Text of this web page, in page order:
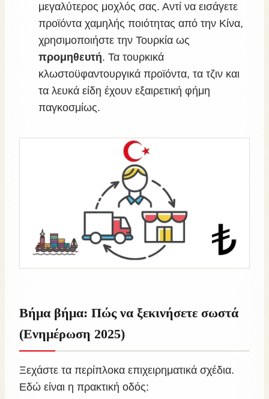
μεγαλύτερος μοχλός σας. Αντί να εισάγετε
προϊόντα χαμηλής ποιότητας από την Κίνα,
χρησιμοποιήστε την Τουρκία ως
προμηθευτή. Τα τουρκικά
κλωστοϋφαντουργικά προϊόντα, τα τζιν και
τα λευκά είδη έχουν εξαιρετική φήμη
παγκοσμίως.
Βήμα βήμα: Πώς να ξεκινήσετε σωστά
(Ενημέρωση 2025)
Ξεχάστε τα περίπλοκα επιχειρηματικά σχέδια.
Εδώ είναι η πρακτική οδός: